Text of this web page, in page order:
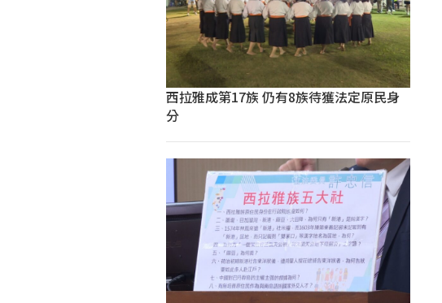
西拉雅成第17族 仍有8族待獲法定原民身
分